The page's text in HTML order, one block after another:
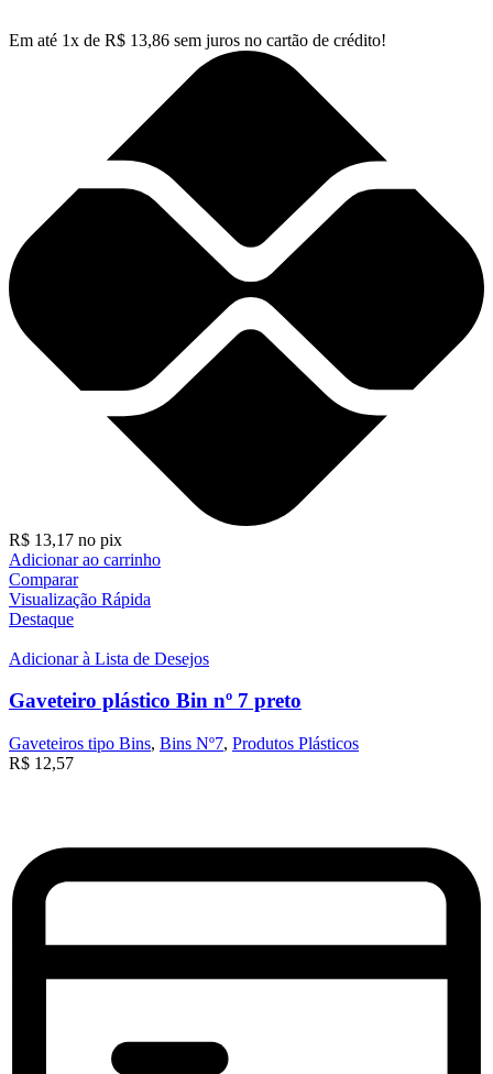
Em até 1x de R$ 13,86 sem juros no cartão de crédito!
R$ 13,17 no pix
Adicionar ao carrinho
Comparar
Visualização Rápida
Destaque
Adicionar à Lista de Desejos
Gaveteiro plástico Bin nº 7 preto
Gaveteiros tipo Bins, Bins Nº7, Produtos Plásticos
R$ 12,57